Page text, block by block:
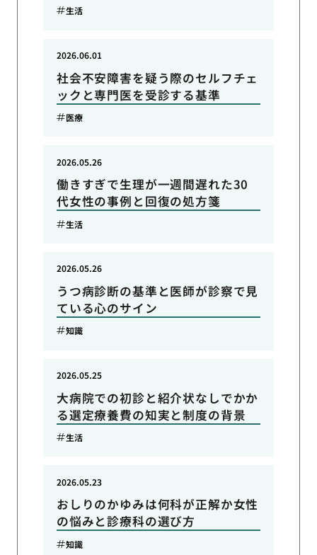
生活
社会不安障害を疑う際のセルフチェ
ックと専門医を受診する基準
2026.06.01
医療
働きすぎで生理が一週間遅れた30
代女性の事例と回復の処方箋
2026.05.26
生活
うつ病診断の基準と医師が診察で見
ている心のサイン
2026.05.26
知識
大病院での初診と紹介状なしでかか
る選定療養費の知実と制度の背景
2026.05.25
生活
おしりのかゆみは何科が正解か女性
の悩みと診療科の選び方
2026.05.23
知識